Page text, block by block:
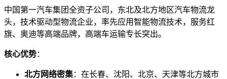
中国第一汽车集团全资子公司，东北及北方地区汽车物流龙
头，技术驱动型物流企业，率先应用智能物流技术，服务红
旗、奥迪等高端品牌，高端车运输专长突出。
核心优势：
北方网络密集：在长春、沈阳、北京、天津等北方城市